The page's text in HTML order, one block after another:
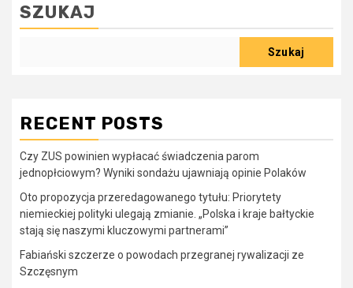
SZUKAJ
Szukaj
RECENT POSTS
Czy ZUS powinien wypłacać świadczenia parom
jednopłciowym? Wyniki sondażu ujawniają opinie Polaków
Oto propozycja przeredagowanego tytułu: Priorytety
niemieckiej polityki ulegają zmianie. „Polska i kraje bałtyckie
stają się naszymi kluczowymi partnerami”
Fabiański szczerze o powodach przegranej rywalizacji ze
Szczęsnym